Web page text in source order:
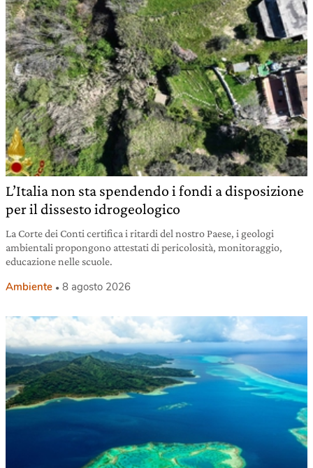
L’Italia non sta spendendo i fondi a disposizione
per il dissesto idrogeologico
La Corte dei Conti certifica i ritardi del nostro Paese, i geologi
ambientali propongono attestati di pericolosità, monitoraggio,
educazione nelle scuole.
Ambiente 8 agosto 2026